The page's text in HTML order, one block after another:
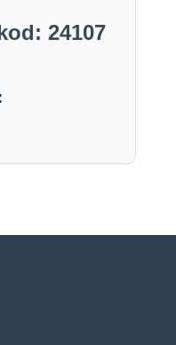
24107